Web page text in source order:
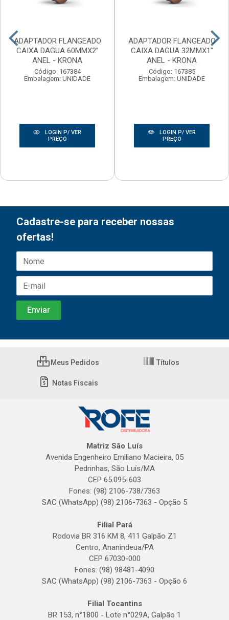
ADAPTADOR FLANGEADO
CAIXA DAGUA 60MMX2”
ANEL - KRONA
Código: 167384
Embalagem: UNIDADE
LOGIN P/ VER
PREÇO
ADAPTADOR FLANGEADO
CAIXA DAGUA 32MMX1”
ANEL - KRONA
Código: 167385
Embalagem: UNIDADE
LOGIN P/ VER
PREÇO
Cadastre-se para receber nossas
ofertas!
Meus Pedidos Títulos
Notas Fiscais
Matriz São Luís
Avenida Engenheiro Emiliano Macieira, 05
Pedrinhas, São Luís/MA
CEP 65.095-603
Fones: (98) 2106-738/7363
SAC (WhatsApp) (98) 2106-7363 - Opção 5
Filial Pará
Rodovia BR 316 KM 8, 411 Galpão Z1
Centro, Ananindeua/PA
CEP 67030-000
Fones: (98) 98481-4090
SAC (WhatsApp) (98) 2106-7363 - Opção 6
Filial Tocantins
BR 153, n°1800 - Lote n°029A, Galpão 1